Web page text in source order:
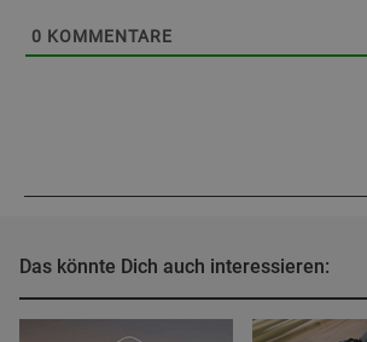
0 KOMMENTARE
Das könnte Dich auch interessieren: